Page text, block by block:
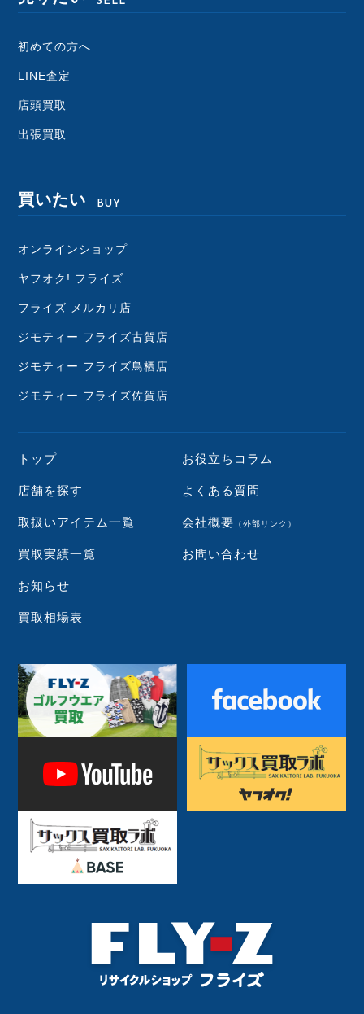
初めての方へ
LINE査定
店頭買取
出張買取
買いたい BUY
オンラインショップ
ヤフオク! フライズ
フライズ メルカリ店
ジモティー フライズ古賀店
ジモティー フライズ鳥栖店
ジモティー フライズ佐賀店
トップ
店舗を探す
取扱いアイテム一覧
買取実績一覧
お知らせ
買取相場表
お役立ちコラム
よくある質問
会社概要 （外部リンク）
お問い合わせ